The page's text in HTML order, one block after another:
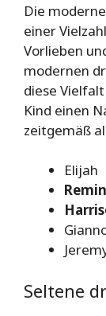
Die
einer
Vorlieben
modernen
diese
Kind einen
zeitgemäß
Elijah
Seltene